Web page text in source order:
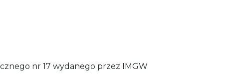
nr 17 wydanego przez IMGW